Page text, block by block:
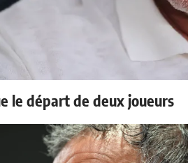
le départ de deux joueurs